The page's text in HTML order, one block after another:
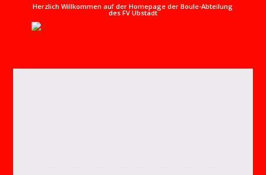
Herzlich Willkommen auf der Homepage der Boule-Abteilung
des FV Ubstadt